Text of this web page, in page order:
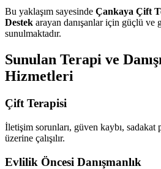
Bu yaklaşım sayesinde Çankaya Çift
Destek arayan danışanlar için güçlü
sunulmaktadır.
Sunulan Terapi ve
Hizmetleri
Çift Terapisi
İletişim sorunları, güven kaybı, sadakat
üzerine çalışılır.
Evlilik Öncesi Danışmanlık